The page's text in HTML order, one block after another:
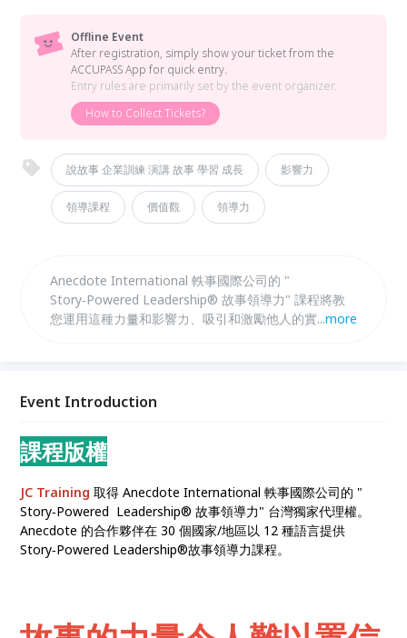
Offline Event
After registration, simply show your ticket from the
ACCUPASS App for quick entry.
Entry rules are primarily set by the event organizer.
How to Collect Tickets?
說故事 企業訓練 演講 故事 學習 成長 影響力
領導課程 價值觀 領導力
Anecdote International 軼事國際公司的 "
Story‑Powered Leadership® 故事領導力" 課程將教
您運用這種力量和影響力、吸引和激勵他人的實用技巧
以 12 種語言幫助企業領導者發揮更強大的影響力 ! 專
...more
Event Introduction
課程版權
JC Training 取得 Anecdote International 軼事國際公司的 "
Story‑Powered Leadership® 故事領導力" 台灣獨家代理權。
Anecdote 的合作夥伴在 30 個國家/地區以 12 種語言提供
Story‑Powered Leadership®故事領導力課程。